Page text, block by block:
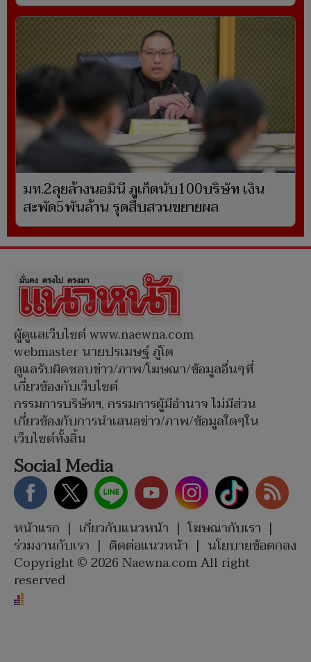
มท.2ลุยล้างนอมินี ภูเก็ตนับ100บริษัท เงิน
สะพัด5พันล้าน รุดสืบสวนขยายผล
ผู้ดูแลเว็บไซต์ www.naewna.com
webmaster นายปรเมษฐ์ ภู่โต
ดูแลรับผิดชอบข่าว/ภาพ/โฆษณา/ข้อมูลอื่นๆที่
เกี่ยวข้องกับเว็บไซต์
กรรมการบริษัทฯ, กรรมการผู้มีอำนาจ ไม่มีส่วน
เกี่ยวข้องกับการนำเสนอข่าว/ภาพ/ข้อมูลใดๆใน
เว็บไซต์ทั้งสิ้น
Social Media
หน้าแรก | เกี่ยวกับแนวหน้า | โฆษณากับเรา |
ร่วมงานกับเรา | ติดต่อแนวหน้า | นโยบายข้อตกลง
Copyright © 2026 Naewna.com All right
reserved